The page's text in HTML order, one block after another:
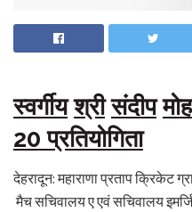
स्वर्गीय श्री संदीप
20प्रतियोगिता
देहरादून: महाराणा प्रताप क्रिकेट
मैच सचिवालय ए एवं सचिवालय